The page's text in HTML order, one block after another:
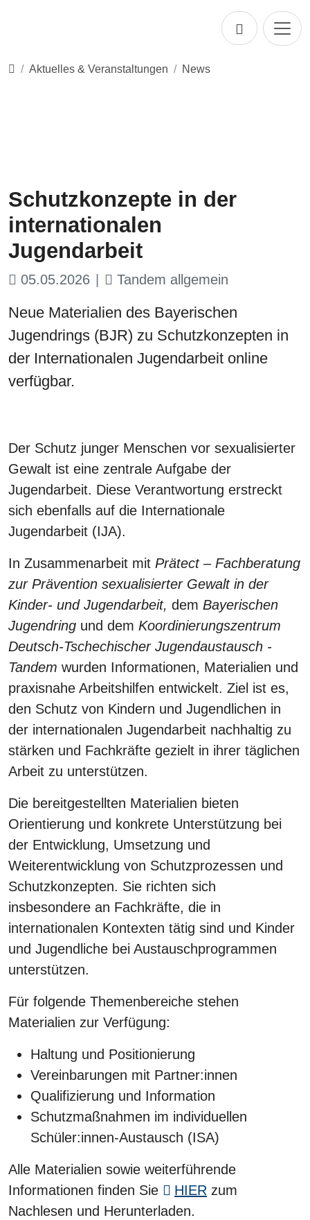
Startseite
Aktuelles & Veranstaltungen News
Schutzkonzepte in der
internationalen
Jugendarbeit
05.05.2026 Tandem allgemein
Neue Materialien des Bayerischen
Jugendrings (BJR) zu Schutzkonzepten in
der Internationalen Jugendarbeit online
verfügbar.
Der Schutz junger Menschen vor sexualisierter
Gewalt ist eine zentrale Aufgabe der
Jugendarbeit. Diese Verantwortung erstreckt
sich ebenfalls auf die Internationale
Jugendarbeit (IJA).
In Zusammenarbeit mit Prätect – Fachberatung
zur Prävention sexualisierter Gewalt in der
Kinder- und Jugendarbeit, dem Bayerischen
Jugendring und dem Koordinierungszentrum
Deutsch-Tschechischer Jugendaustausch -
Tandem wurden Informationen, Materialien und
praxisnahe Arbeitshilfen entwickelt. Ziel ist es,
den Schutz von Kindern und Jugendlichen in
der internationalen Jugendarbeit nachhaltig zu
stärken und Fachkräfte gezielt in ihrer täglichen
Arbeit zu unterstützen.
Die bereitgestellten Materialien bieten
Orientierung und konkrete Unterstützung bei
der Entwicklung, Umsetzung und
Weiterentwicklung von Schutzprozessen und
Schutzkonzepten. Sie richten sich
insbesondere an Fachkräfte, die in
internationalen Kontexten tätig sind und Kinder
und Jugendliche bei Austauschprogrammen
unterstützen.
Für folgende Themenbereiche stehen
Materialien zur Verfügung:
Haltung und Positionierung
Vereinbarungen mit Partner:innen
Qualifizierung und Information
Schutzmaßnahmen im individuellen
Schüler:innen-Austausch (ISA)
Alle Materialien sowie weiterführende
Informationen finden Sie
HIER zum
Nachlesen und Herunterladen.